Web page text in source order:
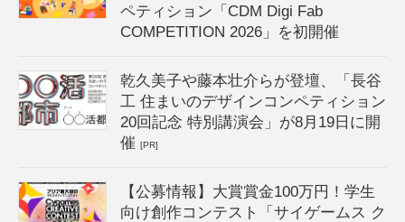
ペティション「CDM Digi Fab
COMPETITION 2026」を初開催
乾久美子や藤本壮介らが登壇、「長谷
工 住まいのデザインコンペティション
20回記念 特別講演会」が8月19日に開
催[PR]
【公募情報】大賞賞金100万円！学生
向け創作コンテスト「サイゲームス ク